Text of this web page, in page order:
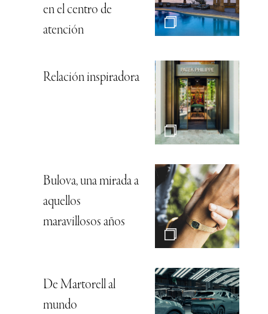
en el centro de
atención
Relación inspiradora
Bulova, una mirada a
aquellos
maravillosos años
De Martorell al
mundo